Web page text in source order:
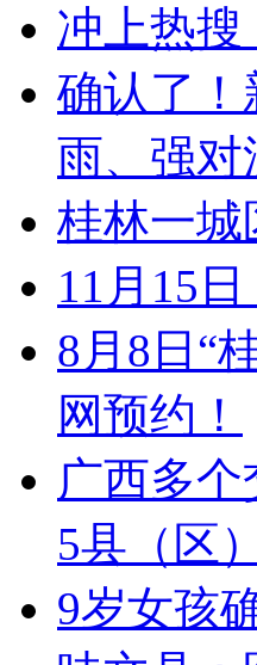
冲上热
确认了！
雨、强对
桂林一城
11月15
8月8日“
网预约！
广西多
5县（区
9岁女孩